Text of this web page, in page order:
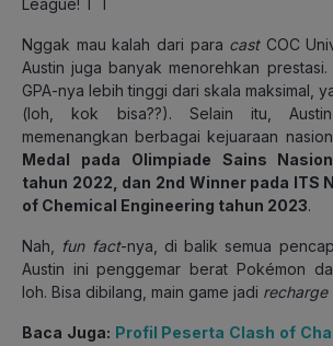
Nggak mau kalah dari para castCOC
Austin juga banyak menorehkan prestasi.
GPA-nya lebih tinggi dari skala maksimal,
(loh, kok bisa??). Selain itu,
memenangkan berbagai kejuaraan
Medal pada Olimpiade Sains
tahun 2022, dan 2nd Winner pada ITS
of Chemical Engineering tahun 2023.
Nah, fun fact-nya, di balik semua
Austin ini penggemar berat Pokémon
loh. Bisa dibilang, main game jadi recharge
Baca Juga: Profil Peserta Clash of